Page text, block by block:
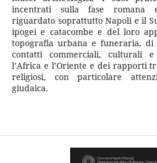
incentrati sulla fase romana
riguardato soprattutto Napoli e il
ipogei e catacombe e del loro
topografia urbana e funeraria, di
contatti commerciali, culturali
l’Africa e l’Oriente e dei rapporti
religiosi, con particolare
giudaica.